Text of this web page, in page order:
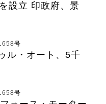
設立 印政府、景
号
ル・オート、5千
号